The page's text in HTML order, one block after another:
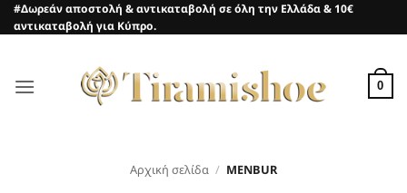
Μετάβαση
στο
#Δωρεάν αποστολή & αντικαταβολή σε όλη την Ελλάδα & 10€
αντικαταβολή για Κύπρο.
0
Αρχική σελίδα / MENBUR